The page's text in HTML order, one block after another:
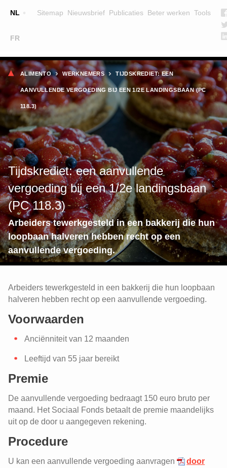
NL
FR
Sitemap Nieuwsbrief Publicaties Beter werken Tools
Main
navigation
OPLEIDINGEN
LESGEVERS
WIE ZIJN WE
TEAM
CONTACT
ZOEK EEN OPLEIDING
Kruimelpad
ALIMENTO WERKNEMERS TIJDSKREDIET: EEN
AANVULLENDE VERGOEDING BIJ EEN 1/2E LANDINGSBAAN (PC
118.3)
Tijdskrediet: een aanvullende
vergoeding bij een 1/2e landingsbaan
(PC 118.3)
Arbeiders tewerkgesteld in een bakkerij die hun
loopbaan halveren hebben recht op een
aanvullende vergoeding.
Arbeiders tewerkgesteld in een bakkerij die hun loopbaan
halveren hebben recht op een aanvullende vergoeding.
Voorwaarden
Anciënniteit van 12 maanden
Leeftijd van 55 jaar bereikt
Premie
De aanvullende vergoeding bedraagt 150 euro bruto per
maand. Het Sociaal Fonds betaalt de premie maandelijks
uit op de door u aangegeven rekening.
Procedure
U kan een aanvullende vergoeding aanvragen
door
Tijdskrediet: een aanvullende
(PC 220)
Een tussenkomst voor kinderopvang
Tijdskrediet: een aanvullende
(PC 220)
Tijdskrediet: een aanvullende
vergoeding bij een 1/5e landingsbaan
Stelsel van werkloosheid met
bedrijfstoeslag (SWT) voor arbeiders
uit de bakkerijsector (PC 118.3)
Het aanvullend pensioen voor
118.3)
Een tussenkomst voor kinderopvang
Een tussenkomst voor kinderopvang